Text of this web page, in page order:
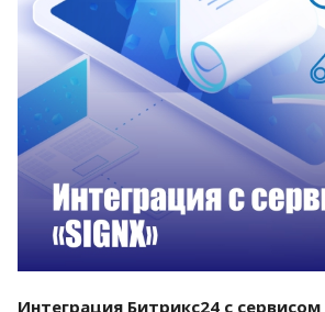
Смотреть проект
Интеграция Битрикс24 с сервисом